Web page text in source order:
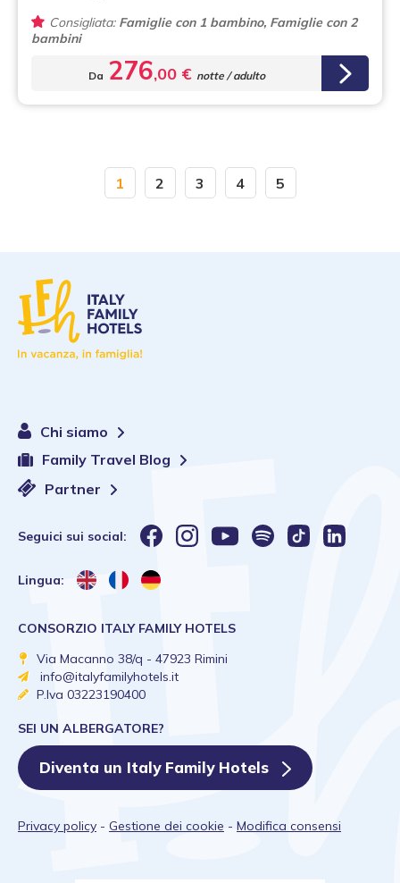
Consigliata:Famiglie con 1 bambino, Famiglie con 2
bambini
Da 276,00 € notte / adulto
1 2 3 4 5
Chi siamo
Family Travel Blog
Partner
Seguici sui social:
Lingua:
CONSORZIO ITALY FAMILY HOTELS
Via Macanno 38/q - 47923 Rimini
info@italyfamilyhotels.it
P.Iva 03223190400
SEI UN ALBERGATORE?
Diventa un Italy Family Hotels
Privacy policy - Gestione dei cookie - Modifica consensi